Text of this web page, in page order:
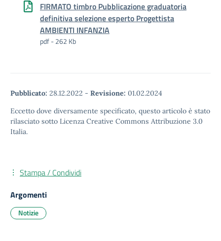
FIRMATO timbro Pubblicazione graduatoria
definitiva selezione esperto Progettista
AMBIENTI INFANZIA
pdf - 262 Kb
Pubblicato: 28.12.2022 - Revisione: 01.02.2024
Eccetto dove diversamente specificato, questo articolo è stato
rilasciato sotto Licenza Creative Commons Attribuzione 3.0
Italia.
Stampa / Condividi
Argomenti
Notizie